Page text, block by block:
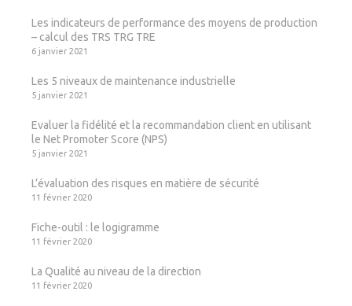
Les indicateurs de performance des moyens de production
– calcul des TRS TRG TRE
6 janvier 2021
Les 5 niveaux de maintenance industrielle
5 janvier 2021
Evaluer la fidélité et la recommandation client en utilisant
le Net Promoter Score (NPS)
5 janvier 2021
L’évaluation des risques en matière de sécurité
11 février 2020
Fiche-outil : le logigramme
11 février 2020
La Qualité au niveau de la direction
11 février 2020